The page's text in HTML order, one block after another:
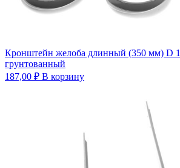
Кронштейн желоба длинный (350 мм) D
грунтованный
187,00 ₽ В корзину